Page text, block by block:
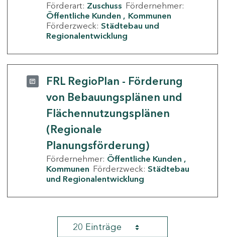
Förderart: Zuschuss Fördernehmer:
Öffentliche Kunden
Kommunen
Förderzweck: Städtebau und
Regionalentwicklung
FRL RegioPlan - Förderung
von Bebauungsplänen und
Flächennutzungsplänen
(Regionale
Planungsförderung)
Fördernehmer: Öffentliche Kunden
Kommunen Förderzweck: Städtebau
und Regionalentwicklung
20 Einträge